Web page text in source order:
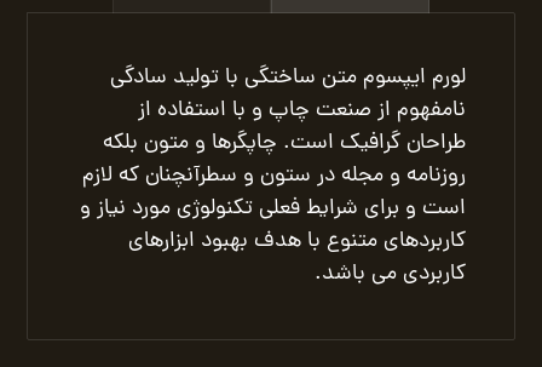
لورم ایپسوم متن ساختگی با تولید سادگی
نامفهوم از صنعت چاپ و با استفاده از
طراحان گرافیک است. چاپگرها و متون بلکه
روزنامه و مجله در ستون و سطرآنچنان که لازم
است و برای شرایط فعلی تکنولوژی مورد نیاز و
کاربردهای متنوع با هدف بهبود ابزارهای
کاربردی می باشد.